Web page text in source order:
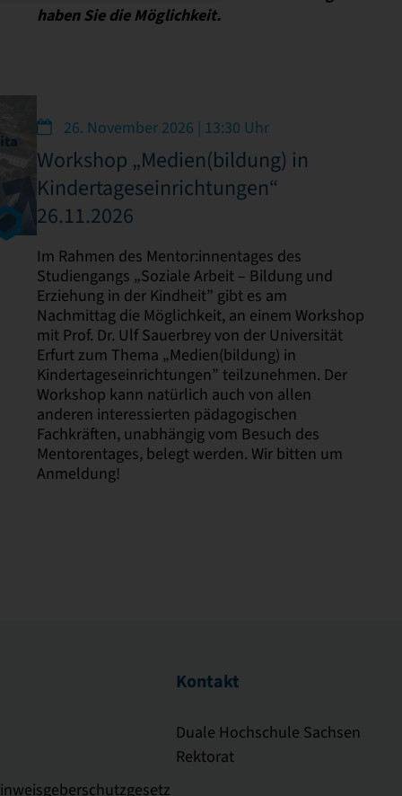
haben Sie die Möglichkeit.
26. November 2026 | 13:30 Uhr
Workshop „Medien(bildung) in
Kindertageseinrichtungen“
26.11.2026
Im Rahmen des Mentor:innentages des
Studiengangs „Soziale Arbeit – Bildung und
Erziehung in der Kindheit” gibt es am
Nachmittag die Möglichkeit, an einem Workshop
mit Prof. Dr. Ulf Sauerbrey von der Universität
Erfurt zum Thema „Medien(bildung) in
Kindertageseinrichtungen” teilzunehmen. Der
Workshop kann natürlich auch von allen
anderen interessierten pädagogischen
Fachkräften, unabhängig vom Besuch des
Mentorentages, belegt werden. Wir bitten um
Anmeldung!
Kontakt
Duale Hochschule Sachsen
Rektorat